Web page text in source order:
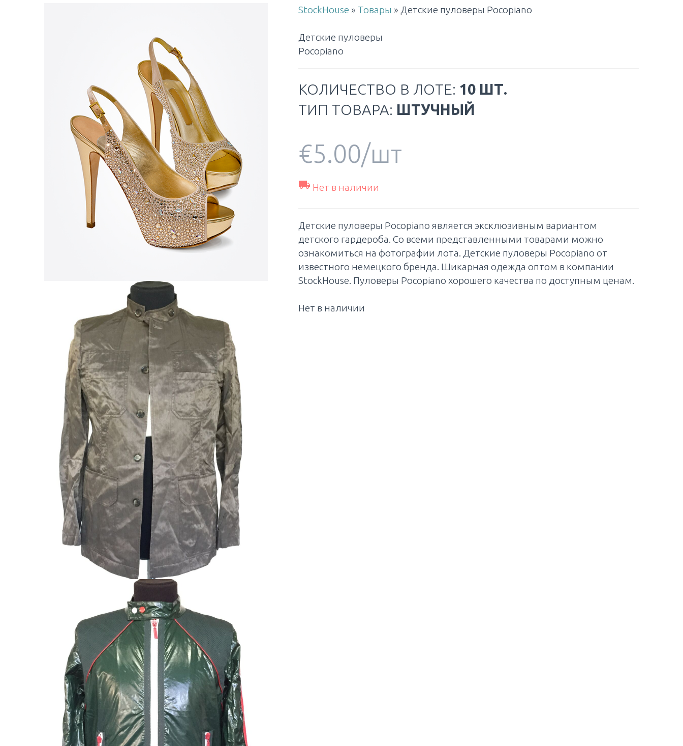
StockHouse » Товары » Детские пуловеры Pocopiano
Детские пуловеры
Pocopiano
КОЛИЧЕСТВО В ЛОТЕ: 10 ШТ.
ТИП ТОВАРА: ШТУЧНЫЙ
€5.00/шт
 Нет в наличии
Детские пуловеры Pocopiano является эксклюзивным вариантом
детского гардероба. Со всеми представленными товарами можно
ознакомиться на фотографии лота. Детские пуловеры Pocopiano от
известного немецкого бренда. Шикарная одежда оптом в компании
StockHouse. Пуловеры Pocopiano хорошего качества по доступным ценам.
Нет в наличии